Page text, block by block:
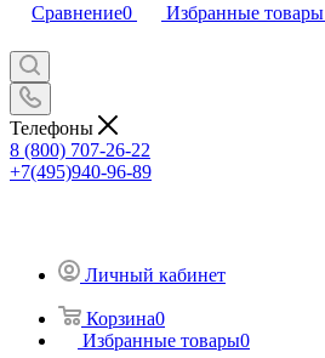
Сравнение0 Избранные товары
Телефоны
8 (800) 707-26-22
+7(495)940-96-89
Личный кабинет
Корзина0
Избранные товары0